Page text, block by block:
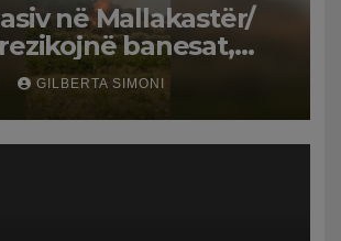
në Mallakastër/
banesat,
disa familje
GILBERTA SIMONI